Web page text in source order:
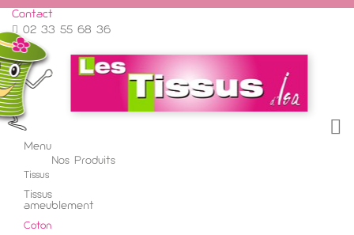
Contact
02 33 55 68 36
Menu
Nos Produits
Tissus
Tissus
ameublement
Coton